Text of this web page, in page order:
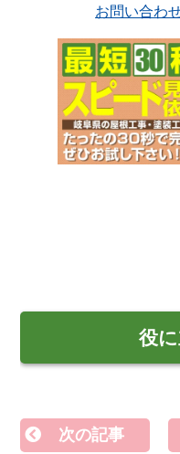
お問い合わ
役
次の記事